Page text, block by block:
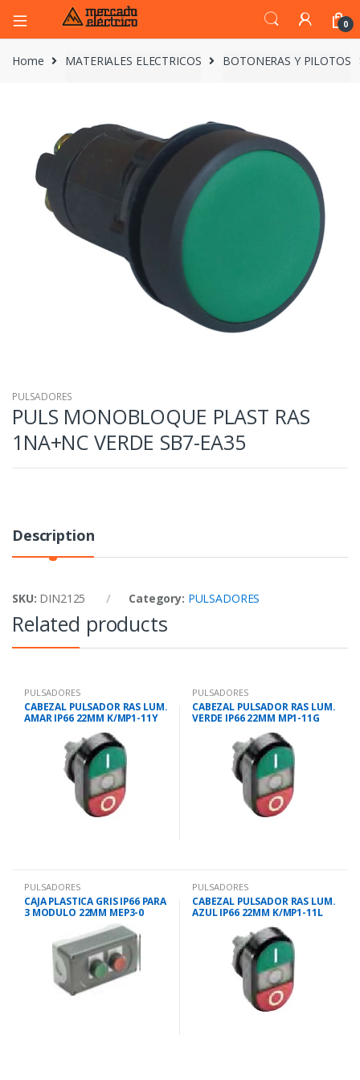
0
Home MATERIALES ELECTRICOS BOTONERAS Y PILOTOS
PULSADORES
PULS MONOBLOQUE PLAST RAS
1NA+NC VERDE SB7-EA35
Description
SKU: DIN2125 Category: PULSADORES
Related products
PULSADORES
CABEZAL PULSADOR RAS LUM.
AMAR IP66 22MM K/MP1-11Y
PULSADORES
CABEZAL PULSADOR RAS LUM.
VERDE IP66 22MM MP1-11G
PULSADORES
CAJA PLASTICA GRIS IP66 PARA
3 MODULO 22MM MEP3-0
PULSADORES
CABEZAL PULSADOR RAS LUM.
AZUL IP66 22MM K/MP1-11L